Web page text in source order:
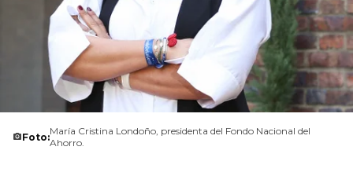
Foto:María Cristina Londoño, presidenta del Fondo Nacional del
Ahorro.